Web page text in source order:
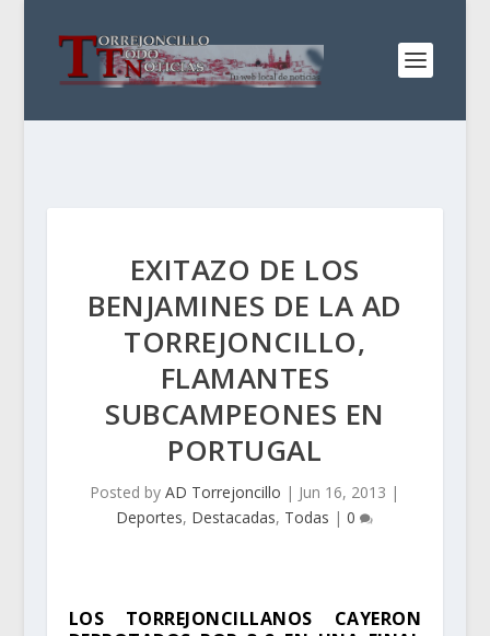
EXITAZO DE LOS
BENJAMINES DE LA AD
TORREJONCILLO,
FLAMANTES
SUBCAMPEONES EN
PORTUGAL
Posted byAD Torrejoncillo | Jun 16, 2013 |
Deportes, Destacadas, Todas |0
LOS TORREJONCILLANOS CAYERON